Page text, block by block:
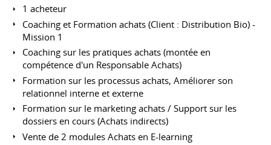
1 acheteur
Coaching et Formation achats (Client : Distribution Bio) -
Mission 1
Coaching sur les pratiques achats (montée en
compétence d'un Responsable Achats)
Formation sur les processus achats, Améliorer son
relationnel interne et externe
Formation sur le marketing achats / Support sur les
dossiers en cours (Achats indirects)
Vente de 2 modules Achats en E-learning